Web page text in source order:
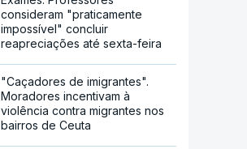
consideram "praticamente
impossível" concluir
reapreciações até sexta-feira
"Caçadores de imigrantes".
Moradores incentivam à
violência contra migrantes nos
bairros de Ceuta